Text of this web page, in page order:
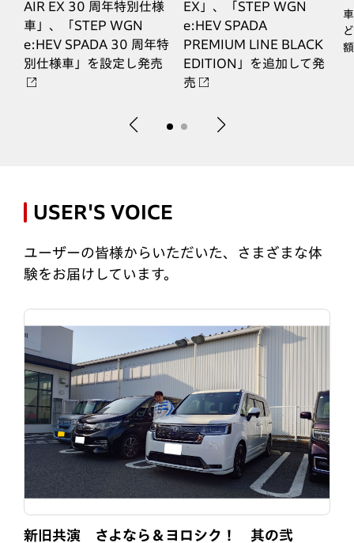
AIR EX 30 周年特別仕様
車」、「STEP WGN
e:HEV SPADA 30 周年特
別仕様車」を設定し発売
EX」、「STEP WGN
e:HEV SPADA
PREMIUM LINE BLACK
EDITION」を追加して発
売
USER'S VOICE
ユーザーの皆様からいただいた、さまざまな体
験をお届けしています。
親子でステップワゴン
5台目のステップワゴン
新旧共演 さよなら＆ヨロシク！ 其の弐